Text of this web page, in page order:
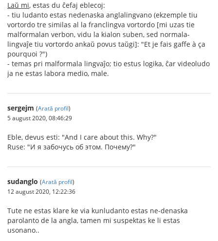
Laŭ mi, estas du ĉefaj eblecoj:
- tiu ludanto estas nedenaska anglalingvano (ekzemple tiu
vortordo tre similas al la franclingva vortordo [mi uzas tie
malformalan verbon, vidu la kialon suben, sed normala-
lingvaĵe tiu vortordo ankaŭ povus taŭgi]: "Et je fais gaffe à ça
pourquoi ?")
- temas pri malformala lingvaĵo; tio estus logika, ĉar videoludo
ja ne estas labora medio, male.
sergejm (Arată profil)
5 august 2020, 08:46:29
Eble, devus esti: "And I care about this. Why?"
Ruse: "И я забочусь об этом. Почему?"
sudanglo (Arată profil)
12 august 2020, 12:22:36
Tute ne estas klare ke via kunludanto estas ne-denaska
parolanto de la angla, tamen mi suspektas ke li estas
usonano..